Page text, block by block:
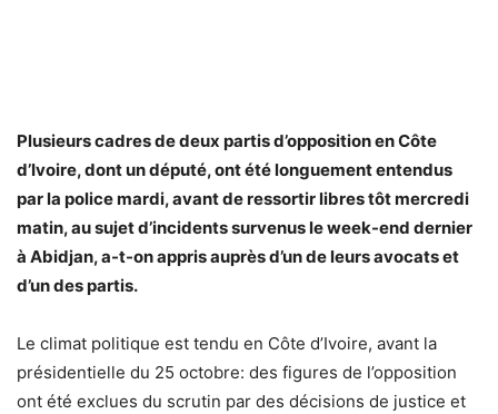
Plusieurs cadres de deux partis d’opposition en Côte
d’Ivoire, dont un député, ont été longuement entendus
par la police mardi, avant de ressortir libres tôt mercredi
matin, au sujet d’incidents survenus le week-end dernier
à Abidjan, a-t-on appris auprès d’un de leurs avocats et
d’un des partis.
Le climat politique est tendu en Côte d’Ivoire, avant la
présidentielle du 25 octobre: des figures de l’opposition
ont été exclues du scrutin par des décisions de justice et